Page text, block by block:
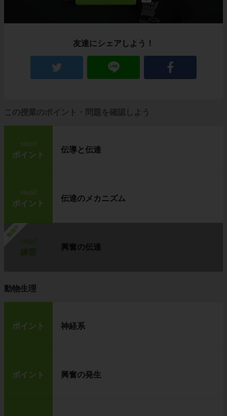
友達にシェアしよう！
この授業のポイント・問題を確認しよう
step1
ポイント
伝導と伝達
step2
ポイント
伝達のメカニズム
勉強中
興奮の伝達
動物生理
ポイント 神経系
ポイント 興奮の発生